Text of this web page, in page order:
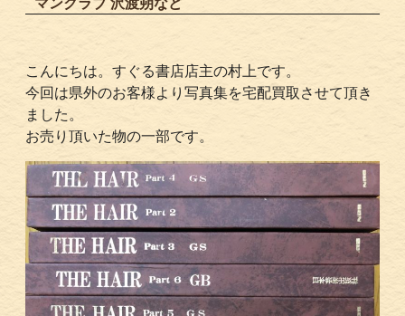
こんにちは。すぐる書店店主の村上です。
今回は県外のお客様より写真集を宅配買取させて頂き
ました。
お売り頂いた物の一部です。